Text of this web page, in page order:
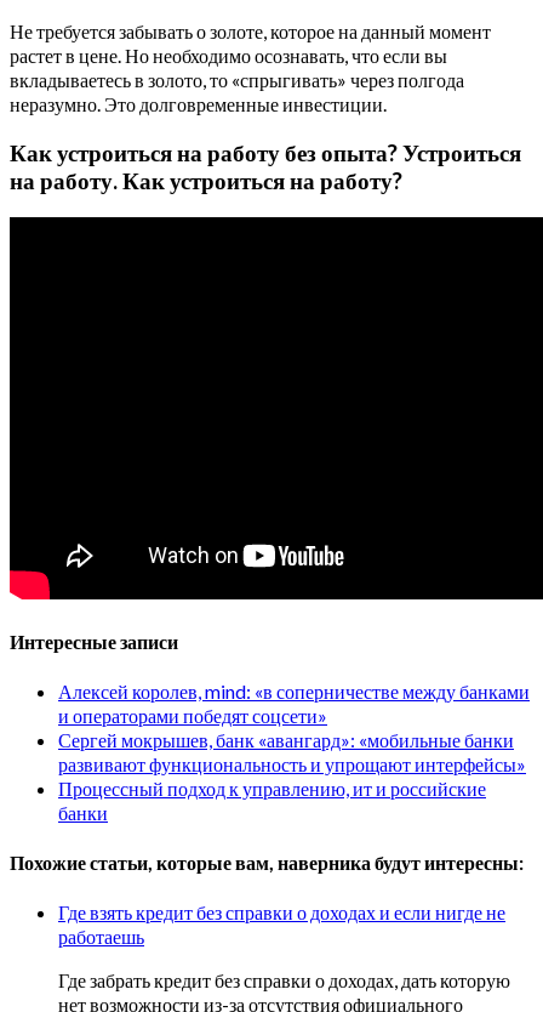
Не требуется забывать о золоте, которое на данный момент
растет в цене. Но необходимо осознавать, что если вы
вкладываетесь в золото, то «спрыгивать» через полгода
неразумно. Это долговременные инвестиции.
Как устроиться на работу без опыта? Устроиться
на работу. Как устроиться на работу?
Интересные записи
Алексей королев, mind: «в соперничестве между банками
и операторами победят соцсети»
Сергей мокрышев, банк «авангард»: «мобильные банки
развивают функциональность и упрощают интерфейсы»
Процессный подход к управлению, ит и российские
банки
Похожие статьи, которые вам, наверника будут интересны:
Где взять кредит без справки о доходах и если нигде не
работаешь
Где забрать кредит без справки о доходах, дать которую
нет возможности из-за отсутствия официального